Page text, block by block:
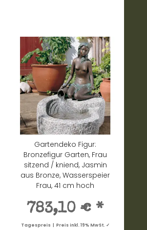
Gartendeko Figur:
Bronzefigur Garten, Frau
sitzend / kniend, Jasmin
aus Bronze, Wasserspeier
Frau, 41 cm hoch
783,10 € *
Tagespreis | Preis inkl. 19% MwSt. ✓